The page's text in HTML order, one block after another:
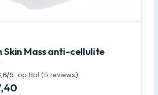
Mass anti-cellulite
/5 op Bol (5 reviews)